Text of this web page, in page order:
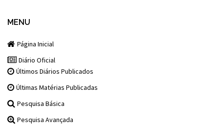
MENU
Página Inicial
Diário Oficial
Últimos Diários Publicados
Últimas Matérias Publicadas
Pesquisa Básica
Pesquisa Avançada